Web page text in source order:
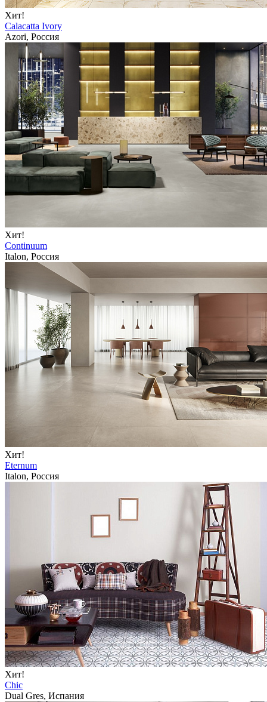
Хит!
Calacatta Ivory
Azori, Россия
Хит!
Continuum
Italon, Россия
Хит!
Eternum
Italon, Россия
Хит!
Chic
Dual Gres, Испания